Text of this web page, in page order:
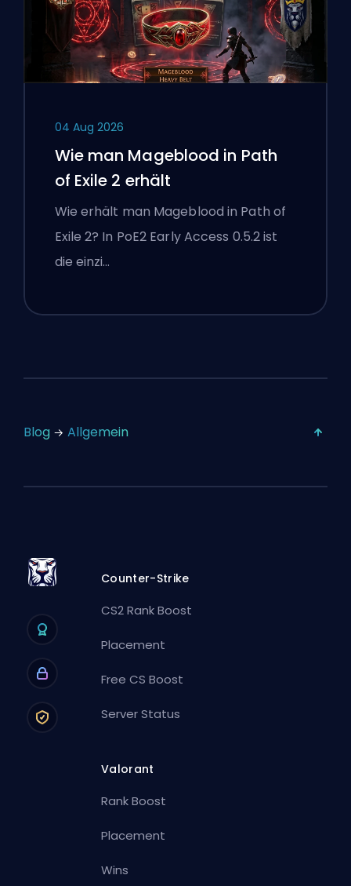
04 Aug 2026
Wie man Mageblood in Path
of Exile 2 erhält
Wie erhält man Mageblood in Path of
Exile 2? In PoE2 Early Access 0.5.2 ist
die einzi…
Blog Allgemein
Counter-Strike
CS2 Rank Boost
Placement
Free CS Boost
Server Status
Valorant
Rank Boost
Placement
Wins